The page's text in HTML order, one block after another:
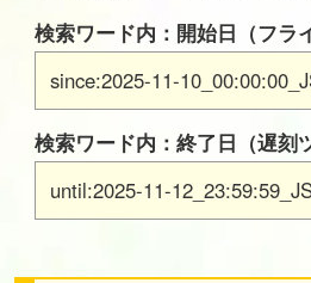
検索ワード内：開始日（フラ
since:2025-11-
検索ワード内：終了日（遅刻
until:2025-11-